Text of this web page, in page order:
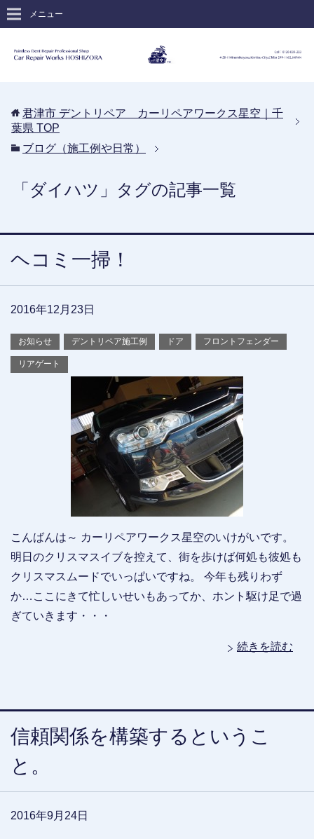
メニュー
君津市 デントリペア カーリペアワークス星空｜千
葉県 TOP
ブログ（施工例や日常）
「ダイハツ」タグの記事一覧
ヘコミ一掃！
2016年12月23日
お知らせ デントリペア施工例 ドア フロントフェンダー
リアゲート
こんばんは～ カーリペアワークス星空のいけがいです。
明日のクリスマスイブを控えて、街を歩けば何処も彼処も
クリスマスムードでいっぱいですね。 今年も残りわず
か…ここにきて忙しいせいもあってか、ホント駆け足で過
ぎていきます・・・
続きを読む
信頼関係を構築するというこ
と。
2016年9月24日